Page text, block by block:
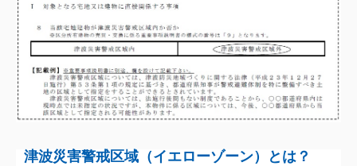
津波災害警戒区域（イエローゾーン）とは？